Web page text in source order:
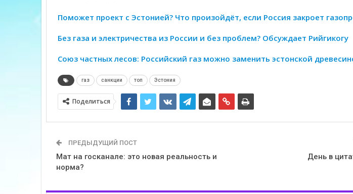
Поможет проект с Эстонией? Что произойдёт, если Россия закроет
Без газа и электричества из России и без проблем? Обсуждает Рийгикогу
Союз частных лесов: Российский газ можно заменить эстонской
газ санкции топ Эстония
Поделиться
ПРЕДЫДУЩИЙ ПОСТ
Мат на госканале: это новая реальность и
норма?
День в